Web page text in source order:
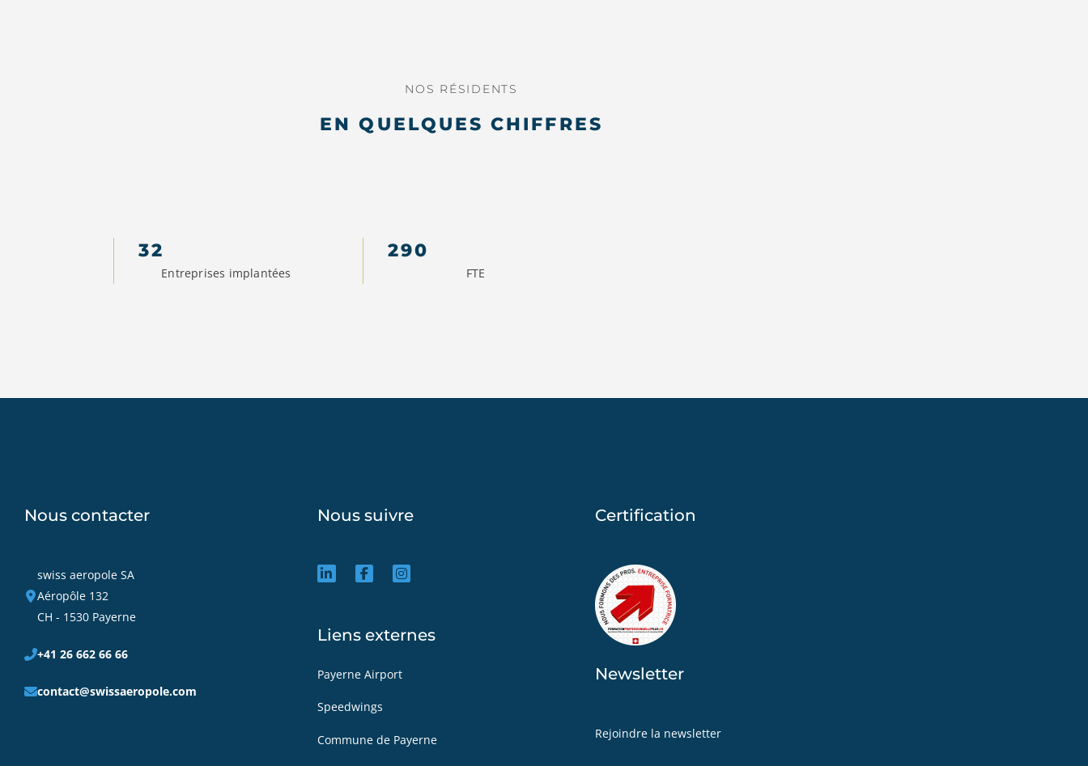
NOS RÉSIDENTS
EN QUELQUES CHIFFRES
Entreprises implantées
32
FTE
290
Nous contacter
swiss aeropole SA
Aéropôle 132
CH - 1530 Payerne
+41 26 662 66 66
contact@swissaeropole.com
Nous suivre
Liens externes
Payerne Airport
Speedwings
Commune de Payerne
Certification
Newsletter
Rejoindre la newsletter